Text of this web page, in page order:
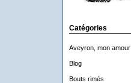
Catégories
Aveyron, mon amour
Blog
Bouts rimés